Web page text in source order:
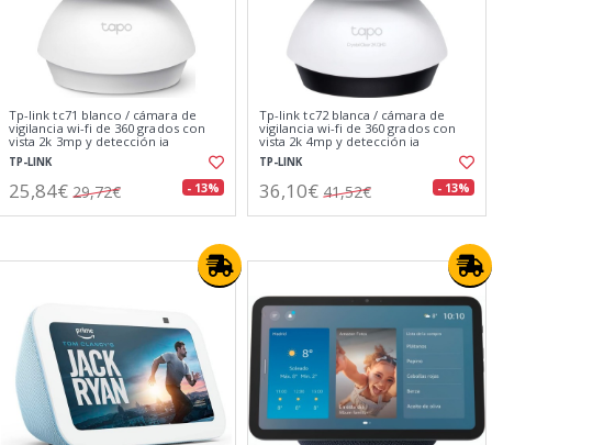
Tp-link tc71 blanco / cámara de
vigilancia wi-fi de 360 grados con
vista 2k 3mp y detección ia
TP-LINK
25,84€ 29,72€ - 13%
Tp-link tc72 blanca / cámara de
vigilancia wi-fi de 360 grados con
vista 2k 4mp y detección ia
avanzada
TP-LINK
36,10€ 41,52€ - 13%